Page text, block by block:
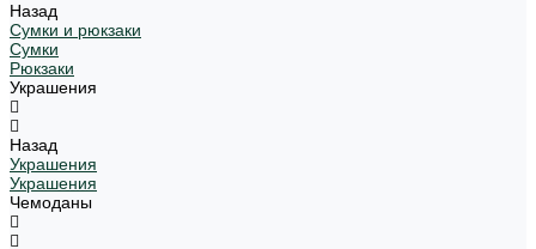
Назад
Сумки и рюкзаки
Сумки
Рюкзаки
Украшения
Назад
Украшения
Украшения
Чемоданы